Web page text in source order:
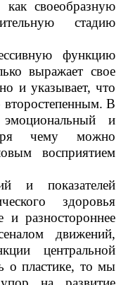
как своеобразную
стадию
функцию
выражает свое
и указывает, что
второстепенным. В
эмоциональный и
чему можно
восприятием
и показателей
здоровья
и разностороннее
движений,
центральной
о пластике, то мы